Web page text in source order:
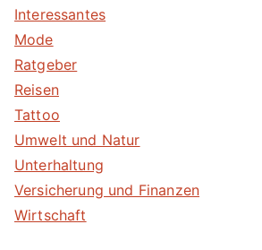
Interessantes
Mode
Ratgeber
Reisen
Tattoo
Umwelt und Natur
Unterhaltung
Versicherung und Finanzen
Wirtschaft